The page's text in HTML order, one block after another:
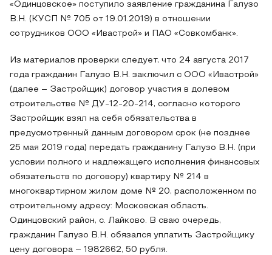
«Одинцовское» поступило заявление гражданина Галузо
В.Н. (КУСП № 705 от 19.01.2019) в отношении
сотрудников ООО «Ивастрой» и ПАО «Совкомбанк».
Из материалов проверки следует, что 24 августа 2017
года гражданин Галузо В.Н. заключил с ООО «Ивастрой»
(далее – Застройщик) договор участия в долевом
строительстве № ДУ-12-20-214, согласно которого
Застройщик взял на себя обязательства в
предусмотренный данным договором срок (не позднее
25 мая 2019 года) передать гражданину Галузо В.Н. (при
условии полного и надлежащего исполнения финансовых
обязательств по договору) квартиру № 214 в
многоквартирном жилом доме № 20, расположенном по
строительному адресу: Московская область.
Одинцовский район, с. Лайково. В сваю очередь,
гражданин Галузо В.Н. обязался уплатить Застройщику
цену договора – 1982662, 50 рубля.